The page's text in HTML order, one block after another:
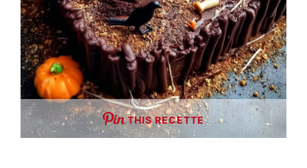
THIS RECETTE